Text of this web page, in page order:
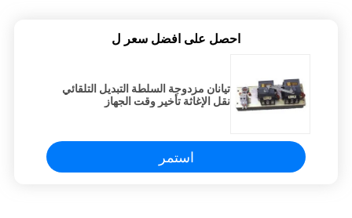
احصل على افضل سعر ل
تيانان مزدوجة السلطة التبديل التلقائي
نقل الإغاثة تأخير وقت الجهاز
استمر